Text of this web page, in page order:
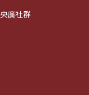
央廣社群